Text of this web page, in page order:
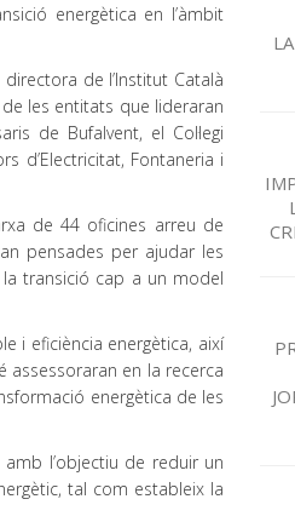
energètica en l’àmbit
de l’Institut Català
de les entitats que lideraran
de Bufalvent, el Col·legi
d’Electricitat, Fontaneria i
de 44 oficines arreu de
pensades per ajudar les
transició cap a un model
i eficiència energètica, així
assessoraran en la recerca
energètica de les
l’objectiu de reduir un
tal com estableix la